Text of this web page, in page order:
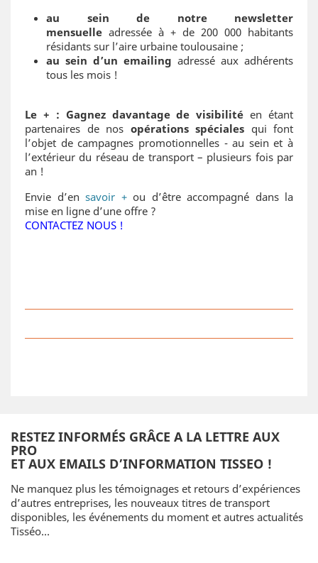
au sein de notre newsletter
mensuelle adressée à + de 200 000 habitants
résidants sur l’aire urbaine toulousaine ;
au sein d’un emailing adressé aux adhérents
tous les mois !
Le + : Gagnez davantage de visibilité en étant
partenaires de nos opérations spéciales qui font
l’objet de campagnes promotionnelles - au sein et à
l’extérieur du réseau de transport – plusieurs fois par
an !
Envie d’en savoir + ou d’être accompagné dans la
mise en ligne d’une offre ?
CONTACTEZ NOUS !
RESTEZ INFORMÉS GRÂCE A LA LETTRE AUX
PRO
ET AUX EMAILS D’INFORMATION TISSEO !
Ne manquez plus les témoignages et retours d’expériences
d’autres entreprises, les nouveaux titres de transport
disponibles, les événements du moment et autres actualités
Tisséo…